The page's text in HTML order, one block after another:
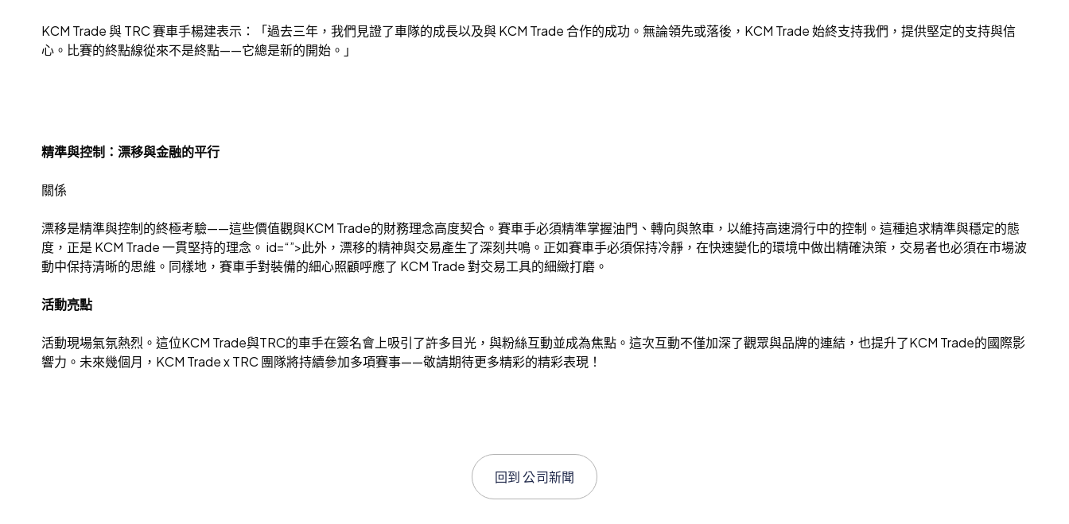
KCM Trade 與 TRC 賽車手楊建表示：「過去三年，我們見證了車隊的成長以及與 KCM Trade 合作的成功。無論領先或落後，KCM Trade 始終支持我們，提供堅定的支持與信
心。比賽的終點線從來不是終點——它總是新的開始。」
精準與控制：漂移與金融的平行
關係
漂移是精準與控制的終極考驗——這些價值觀與KCM Trade的財務理念高度契合。賽車手必須精準掌握油門、轉向與煞車，以維持高速滑行中的控制。這種追求精準與穩定的態
度，正是 KCM Trade 一貫堅持的理念。 id=“”>此外，漂移的精神與交易產生了深刻共鳴。正如賽車手必須保持冷靜，在快速變化的環境中做出精確決策，交易者也必須在市場波
動中保持清晰的思維。同樣地，賽車手對裝備的細心照顧呼應了 KCM Trade 對交易工具的細緻打磨。
活動亮點
活動現場氣氛熱烈。這位KCM Trade與TRC的車手在簽名會上吸引了許多目光，與粉絲互動並成為焦點。這次互動不僅加深了觀眾與品牌的連結，也提升了KCM Trade的國際影
響力。未來幾個月，KCM Trade x TRC 團隊將持續參加多項賽事——敬請期待更多精彩的精彩表現！
回到公司新聞